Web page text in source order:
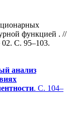
функцией . //
С. 95–103.
анализ
. С. 104–